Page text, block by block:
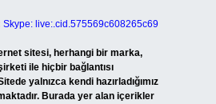
Skype: live:.cid.575569c608265c69
sitesi, herhangi bir marka,
ile hiçbir bağlantısı
yalnızca kendi hazırladığımız
Burada yer alan içerikler